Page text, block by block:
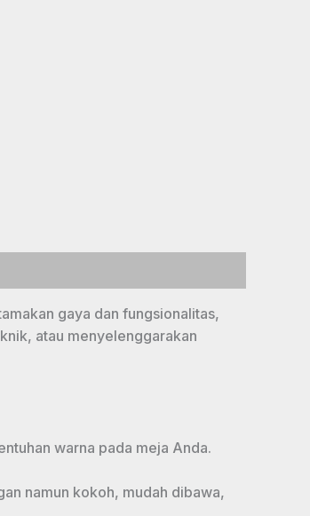
gaya dan fungsionalitas,
atau menyelenggarakan
warna pada meja Anda.
namun kokoh, mudah dibawa,